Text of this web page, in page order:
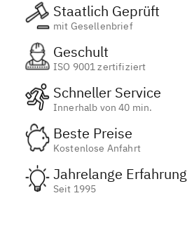
Staatlich Geprüft
mit Gesellenbrief
Geschult
ISO 9001 zertifiziert
Schneller Service
Innerhalb von 40 min.
Beste Preise
Kostenlose Anfahrt
Jahrelange Erfahrung
Seit 1995